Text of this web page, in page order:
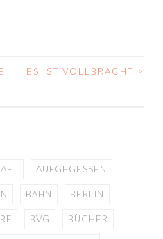
ES IST VOLLBRACHT >
AUFGEGESSEN
BAHN BERLIN
BVG BÜCHER